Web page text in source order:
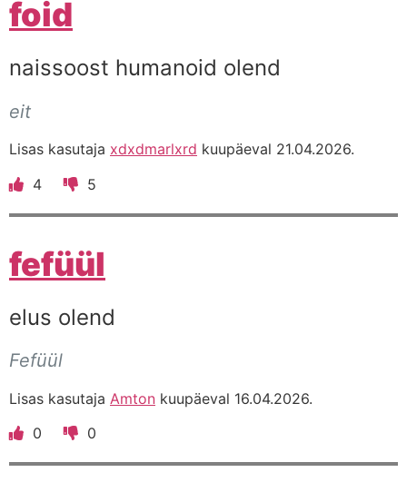
foid
naissoost humanoid olend
eit
Lisas kasutaja xdxdmarlxrd kuupäeval 21.04.2026.
4
5
fefüül
elus olend
Fefüül
Lisas kasutaja Amton kuupäeval 16.04.2026.
0
0